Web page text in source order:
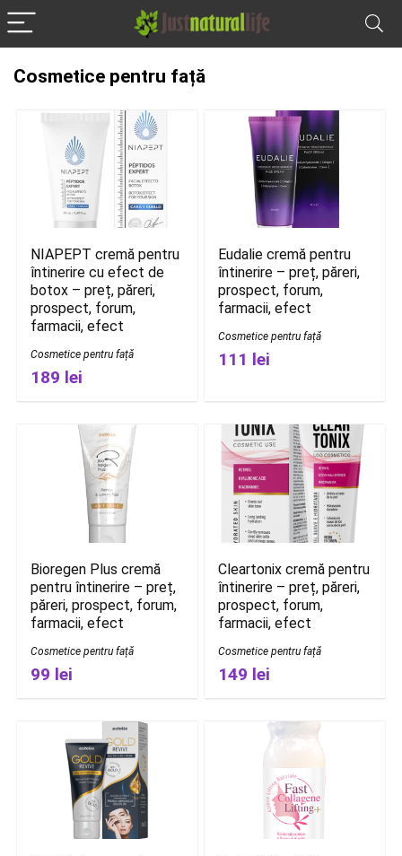
Cosmetice pentru față
NIAPEPT cremă pentru
întinerire cu efect de
botox – preț, păreri,
prospect, forum,
farmacii, efect
Cosmetice pentru față
189 lei
Eudalie cremă pentru
întinerire – preț, păreri,
prospect, forum,
farmacii, efect
Cosmetice pentru față
111 lei
Bioregen Plus cremă
pentru întinerire – preț,
păreri, prospect, forum,
farmacii, efect
Cosmetice pentru față
99 lei
Cleartonix cremă pentru
întinerire – preț, păreri,
prospect, forum,
farmacii, efect
Cosmetice pentru față
149 lei